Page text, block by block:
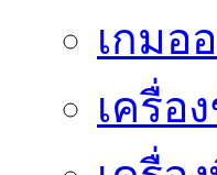
เกมอ
เครื่อ